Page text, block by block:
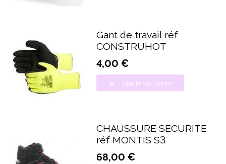
Gant de travail réf
CONSTRUHOT
4,00 €
Ajouter au panier
CHAUSSURE SECURITE
réf MONTIS S3
68,00 €